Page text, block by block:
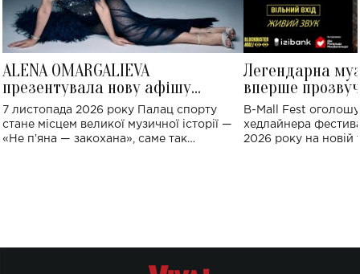
ALENA OMARGALIEVA
презентувала нову афішу
великого концерту в Палаці
спорту
7 листопада 2026 року Палац спорту
стане місцем великої музичної історії —
«Не пʼяна — закохана», саме так
Легендарна
вперше
Україні: де
B-Mall Fest
хедлайнера
2026 року на новій